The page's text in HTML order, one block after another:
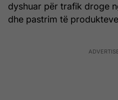
dyshuar për trafik droge
dhe pastrim të